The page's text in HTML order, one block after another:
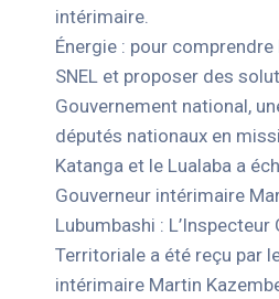
intérimaire.
Énergie : pour
SNEL et proposer des
Gouvernement national,
députés nationaux en
Katanga et le Lualaba a
Gouverneur intérimaire
Lubumbashi : L’Inspecteur
Territoriale a été reçu par
intérimaire Martin